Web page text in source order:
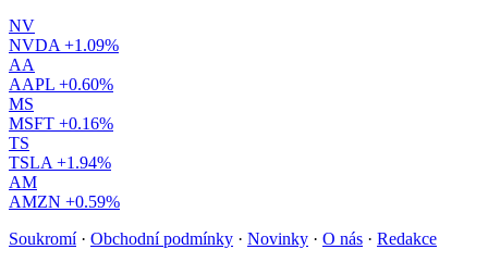
NV
NVDA +1.09%
AA
AAPL +0.60%
MS
MSFT +0.16%
TS
TSLA +1.94%
AM
AMZN +0.59%
Soukromí · Obchodní podmínky · Novinky · O nás · Redakce